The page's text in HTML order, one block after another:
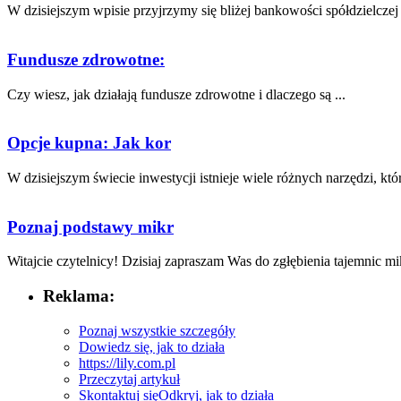
W dzisiejszym wpisie przyjrzymy⁢ się ​bliżej⁢ bankowości spółdzielczej
Fundusze zdrowotne:
Czy wiesz, jak​ działają ‍fundusze zdrowotne i dlaczego są‍ ...
Opcje kupna: Jak kor
W dzisiejszym świecie inwestycji istnieje wiele różnych ‌narzędzi,
Poznaj podstawy mikr
Witajcie czytelnicy!‌ Dzisiaj zapraszam ⁢Was ‍do⁤ zgłębienia tajemnic
Reklama:
Poznaj wszystkie szczegóły
Dowiedz się, jak to działa
https://lily.com.pl
Przeczytaj artykuł
Skontaktuj sięOdkryj, jak to działa